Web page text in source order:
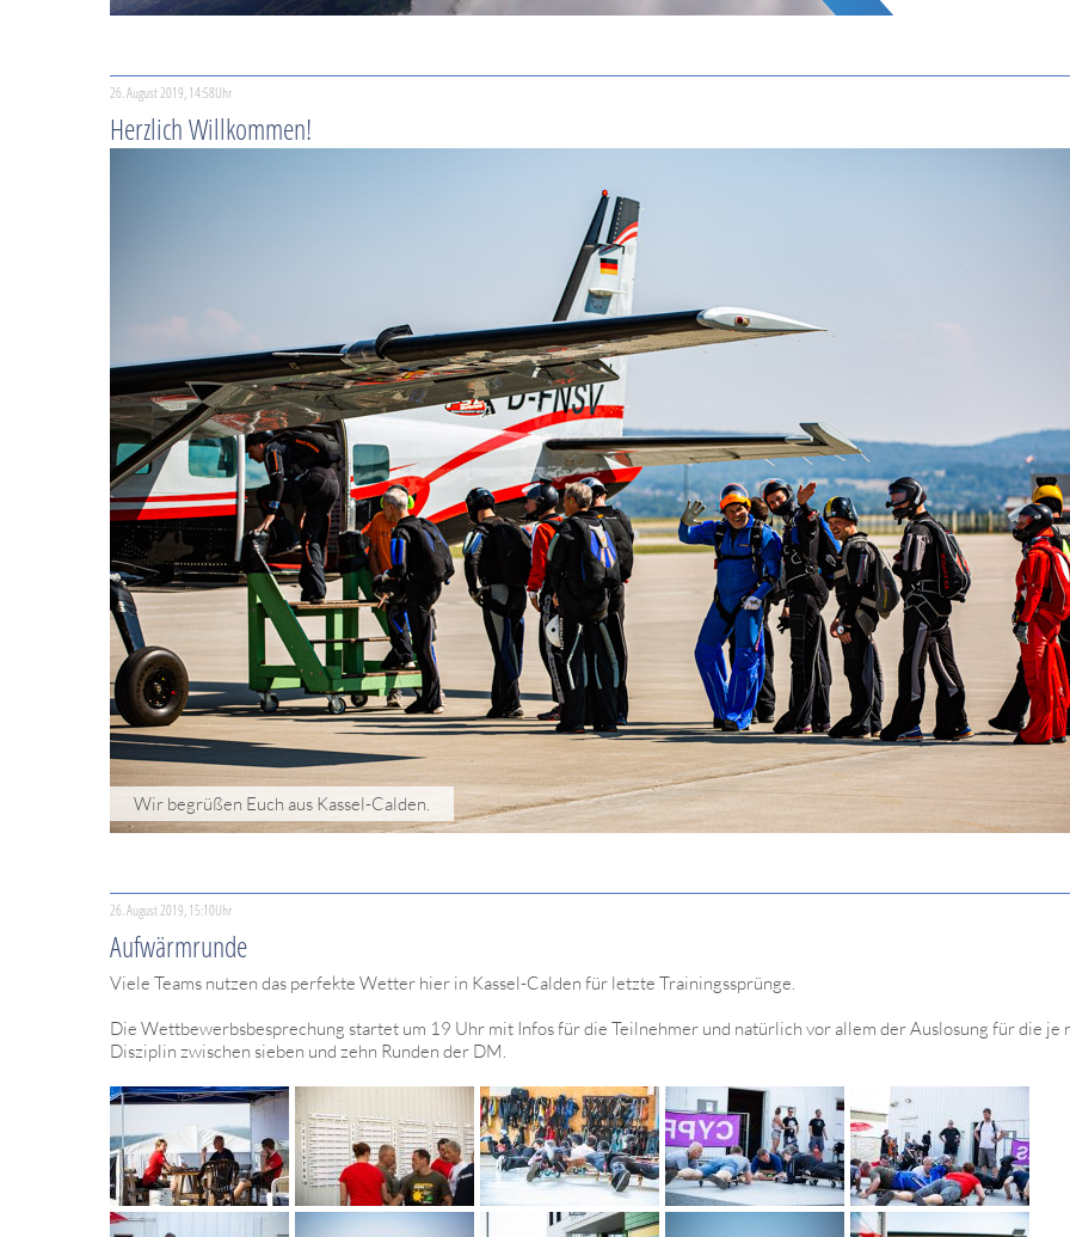
26. August 2019, 14:58Uhr
Herzlich Willkommen!
Wir begrüßen Euch aus Kassel-Calden.
26. August 2019, 15:10Uhr
Aufwärmrunde
Viele Teams nutzen das perfekte Wetter hier in Kassel-Calden für letzte Trainingssprünge.
Die Wettbewerbsbesprechung startet um 19 Uhr mit Infos für die Teilnehmer und natürlich vor allem der Auslosung für die je
Disziplin zwischen sieben und zehn Runden der DM.